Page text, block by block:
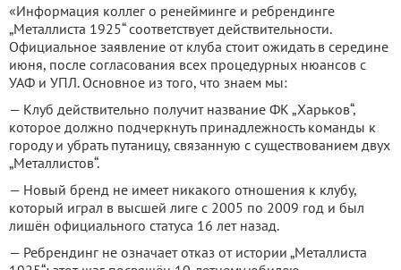
«Информация коллег о ренейминге и ребрендинге
„Металлиста 1925“ соответствует действительности.
Официальное заявление от клуба стоит ожидать в середине
июня, после согласования всех процедурных нюансов с
УАФ и УПЛ. Основное из того, что знаем мы:
— Клуб действительно получит название ФК „Харьков“,
которое должно подчеркнуть принадлежность команды к
городу и убрать путаницу, связанную с существованием двух
„Металлистов“.
— Новый бренд не имеет никакого отношения к клубу,
который играл в высшей лиге с 2005 по 2009 год и был
лишён официального статуса 16 лет назад.
— Ребрендинг не означает отказ от истории „Металлиста